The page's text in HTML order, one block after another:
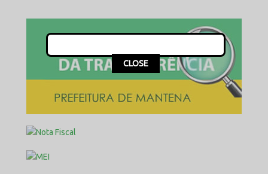
This popup will close in:15
CLOSE